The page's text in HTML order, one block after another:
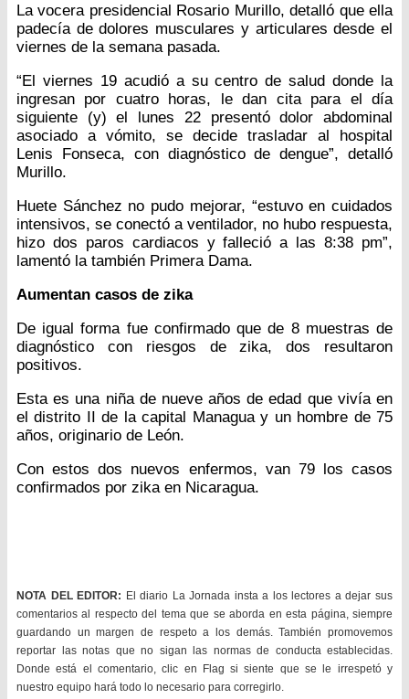
La vocera presidencial Rosario Murillo, detalló que ella
padecía de dolores musculares y articulares desde el
viernes de la semana pasada.
“El viernes 19 acudió a su centro de salud donde la
ingresan por cuatro horas, le dan cita para el día
siguiente (y) el lunes 22 presentó dolor abdominal
asociado a vómito, se decide trasladar al hospital
Lenis Fonseca, con diagnóstico de dengue”, detalló
Murillo.
Huete Sánchez no pudo mejorar, “estuvo en cuidados
intensivos, se conectó a ventilador, no hubo respuesta,
hizo dos paros cardiacos y falleció a las 8:38 pm”,
lamentó la también Primera Dama.
Aumentan casos de zika
De igual forma fue confirmado que de 8 muestras de
diagnóstico con riesgos de zika, dos resultaron
positivos.
Esta es una niña de nueve años de edad que vivía en
el distrito II de la capital Managua y un hombre de 75
años, originario de León.
Con estos dos nuevos enfermos, van 79 los casos
confirmados por zika en Nicaragua.
NOTA DEL EDITOR: El diario La Jornada insta a los lectores a dejar sus
comentarios al respecto del tema que se aborda en esta página, siempre
guardando un margen de respeto a los demás. También promovemos
reportar las notas que no sigan las normas de conducta establecidas.
Donde está el comentario, clic en Flag si siente que se le irrespetó y
nuestro equipo hará todo lo necesario para corregirlo.